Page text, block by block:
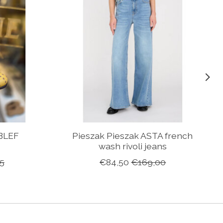
Pieszak Pieszak ASTA french
wash rivoli jeans
€84,50 €169,00